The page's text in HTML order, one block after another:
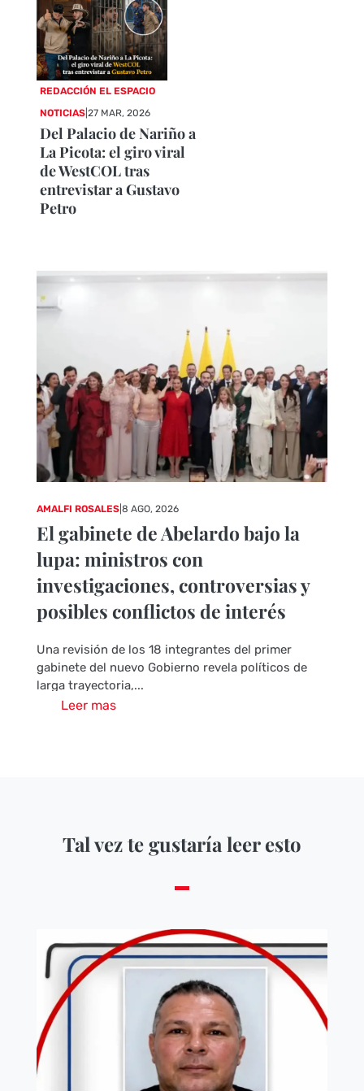
REDACCIÓN EL ESPACIO
NOTICIAS |27 MAR, 2026
Del Palacio de Nariño a
La Picota: el giro viral
de WestCOL tras
entrevistar a Gustavo
Petro
AMALFI ROSALES| 8 AGO, 2026
El gabinete de Abelardo bajo la
lupa: ministros con
investigaciones, controversias y
posibles conflictos de interés
Una revisión de los 18 integrantes del primer
gabinete del nuevo Gobierno revela políticos de
larga trayectoria,...
Leer mas
Tal vez te gustaría leer esto